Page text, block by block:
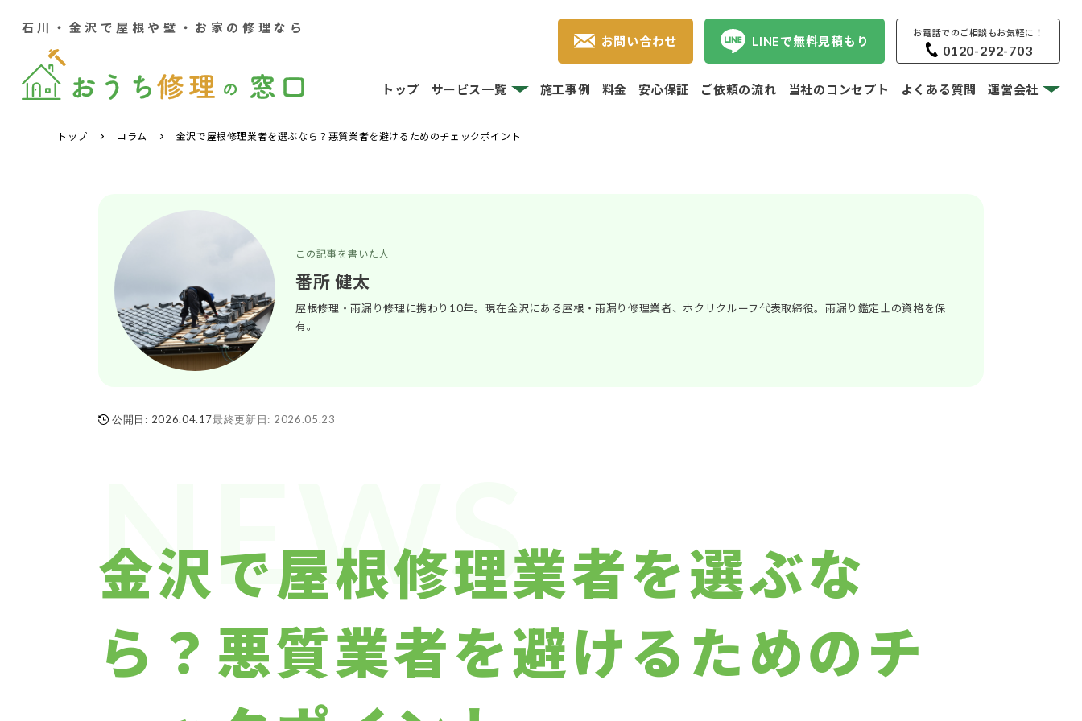
石川・金沢で屋根や壁・お家の修理なら
トップ サービス一覧 施工事例 料金 安心保証 ご依頼の流れ 当社のコンセプト よくある質問 運営会社
お問い合わせ LINEで無料見積もり
お電話でのご相談もお気軽に！
0120-292-703
トップ コラム 金沢で屋根修理業者を選ぶなら？悪質業者を避けるためのチェックポイント
この記事を書いた人
番所 健太
屋根修理・雨漏り修理に携わり10年。現在金沢にある屋根・雨漏り修理業者、ホクリクルーフ代表取締役。雨漏り鑑定士の資格を保
有。
公開日: 2026.04.17最終更新日: 2026.05.23
NEWS
金沢で屋根修理業者を選ぶな
ら？悪質業者を避けるためのチ